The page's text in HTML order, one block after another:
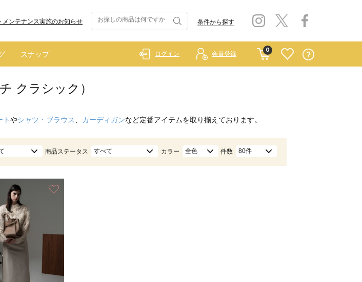
ンテナンス実施のお知らせ 条件から探す
スナップ
0
ログイン 会員登録
クラシック）
トやシャツ・ブラウス カーディガンなど定番アイテムを取り揃えております。
商品ステータス すべて カラー 全色 件数 80件